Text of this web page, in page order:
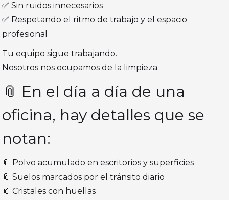
✅ Sin ruidos innecesarios
✅ Respetando el ritmo de trabajo y el espacio
profesional
Tu equipo sigue trabajando.
Nosotros nos ocupamos de la limpieza.
📎 En el día a día de una
oficina, hay detalles que se
notan:
📎 Polvo acumulado en escritorios y superficies
📎 Suelos marcados por el tránsito diario
📎 Cristales con huellas